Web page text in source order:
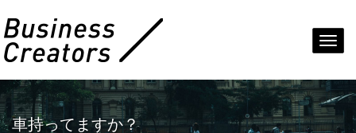
車持ってますか？